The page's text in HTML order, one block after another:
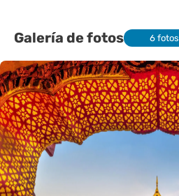
Galería de fotos 6 fotos